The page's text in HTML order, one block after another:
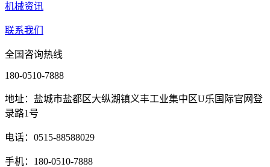
机械资讯
联系我们
全国咨询热线
180-0510-7888
地址：盐城市盐都区大纵湖镇义丰工业集中区U乐国际官网登
录路1号
电话：0515-88588029
手机：180-0510-7888